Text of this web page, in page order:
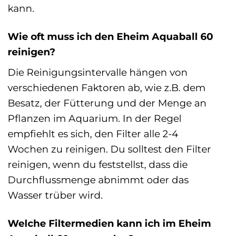
kann.
Wie oft muss ich den Eheim Aquaball 60
reinigen?
Die Reinigungsintervalle hängen von
verschiedenen Faktoren ab, wie z.B. dem
Besatz, der Fütterung und der Menge an
Pflanzen im Aquarium. In der Regel
empfiehlt es sich, den Filter alle 2-4
Wochen zu reinigen. Du solltest den Filter
reinigen, wenn du feststellst, dass die
Durchflussmenge abnimmt oder das
Wasser trüber wird.
Welche Filtermedien kann ich im Eheim